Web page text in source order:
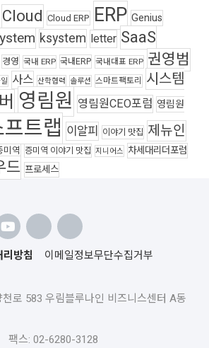
Cloud Cloud ERP ERP Genius
ksystem letter SaaS
경영 국내 ERP 국내ERP 국내대표 ERP 권영범
사스 산학협력 솔루션 스마트팩토리 시스템
영림원 영림원CEO포럼 영림원
트랩 이알피 이야기 맛집 제뉴인
미역 증미역 이야기 맛집 지니어스 차세대리더포럼
드 프로세스
방침
이메일정보무단수집거부
로 583 우림블루나인 비즈니스센터 A동
팩스: 02-6280-3128